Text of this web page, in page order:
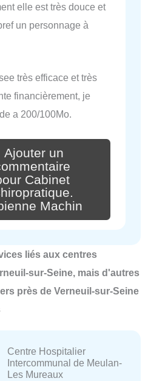
elle est très douce et
un personnage à
très efficace et très
financièrement, je
a 200/100Mo.
Ajouter un
Cabinet
Machin
liés aux centres
sur-Seine, mais d'autres
près de Verneuil-sur-Seine
Centre Hospitalier
Intercommunal de Meulan-
Les Mureaux